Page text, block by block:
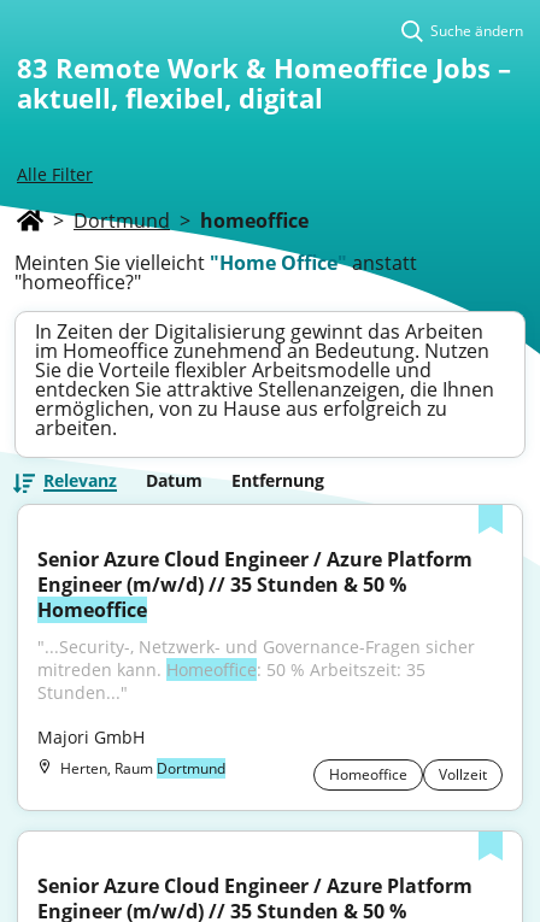
Alle Filter
Suche ändern
83 Remote Work & Homeoffice Jobs –
aktuell, flexibel, digital
> Dortmund > homeoffice
Meinten Sie vielleicht "Home Office"anstatt
"homeoffice?"
In Zeiten der Digitalisierung gewinnt das Arbeiten
im Homeoffice zunehmend an Bedeutung. Nutzen
Sie die Vorteile flexibler Arbeitsmodelle und
entdecken Sie attraktive Stellenanzeigen, die Ihnen
ermöglichen, von zu Hause aus erfolgreich zu
arbeiten.
Relevanz Datum Entfernung
Senior Azure Cloud Engineer / Azure Platform
Homeoffice
"...Security-, Netzwerk- und Governance-Fragen sicher
mitreden kann. Homeoffice: 50 % Arbeitszeit: 35
Stunden..."
Majori GmbH
Herten, Raum Dortmund Homeoffice Vollzeit
Senior Azure Cloud Engineer / Azure Platform